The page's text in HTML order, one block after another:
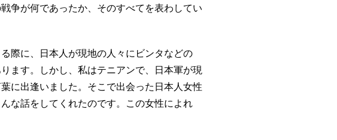
争が何であったか、そのすべてを表わしてい
際に、日本人が現地の人々にビンタなどの
ます。しかし、私はテニアンで、日本軍が現
に出逢いました。そこで出会った日本人女性
な話をしてくれたのです。この女性によれ